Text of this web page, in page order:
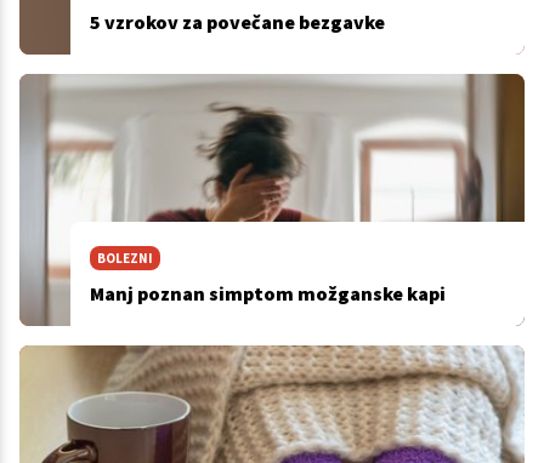
5 vzrokov za povečane bezgavke
BOLEZNI
Manj poznan simptom možganske kapi